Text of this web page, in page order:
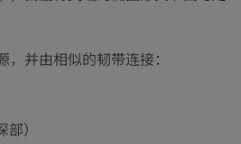
并由相似的韧带连接：
）